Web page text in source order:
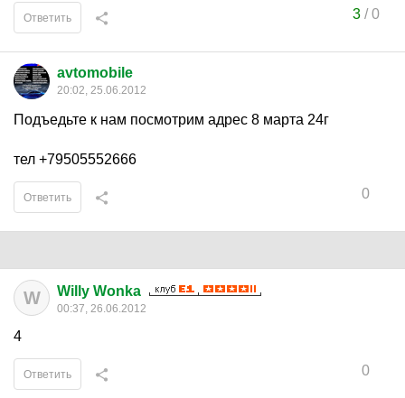
3/0
Ответить
avtomobile
20:02, 25.06.2012
Подъедьте к нам посмотрим адрес 8 марта 24г
тел +79505552666
0
Ответить
W Willy Wonka
00:37, 26.06.2012
4
0
Ответить